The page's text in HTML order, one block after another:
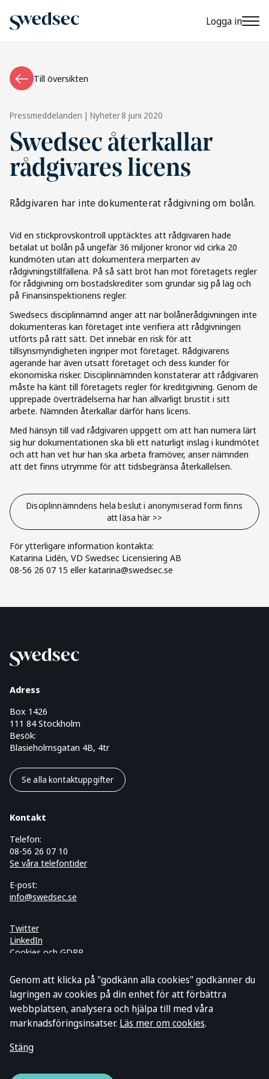
Logga in
Till översikten
Pressmeddelanden | Nyheter8 juni 2020
Swedsec återkallar
rådgivares licens
Rådgivaren har inte dokumenterat rådgivning om bolån.
Vid en stickprovskontroll upptäcktes att rådgivaren hade
betalat ut bolån på ungefär 36 miljoner kronor vid cirka 20
kundmöten utan att dokumentera merparten av
rådgivningstillfällena. På så sätt bröt han mot företagets regler
för rådgivning om bostadskrediter som grundar sig på lag och
på Finansinspektionens regler.
Swedsecs disciplinnämnd anger att när bolånerådgivningen inte
dokumenteras kan företaget inte verifiera att rådgivningen
utförts på rätt sätt. Det innebär en risk för att
tillsynsmyndigheten ingriper mot företaget. Rådgivarens
agerande har även utsatt företaget och dess kunder för
ekonomiska risker. Disciplinnämnden konstaterar att rådgivaren
måste ha känt till företagets regler för kreditgivning. Genom de
upprepade överträdelserna har han allvarligt brustit i sitt
arbete. Nämnden återkallar därför hans licens.
Med hänsyn till vad rådgivaren uppgett om att han numera lärt
sig hur dokumentationen ska bli ett naturligt inslag i kundmötet
och att han vet hur han ska arbeta framöver, anser nämnden
att det finns utrymme för att tidsbegränsa återkallelsen.
Disciplinnämndens hela beslut i anonymiserad form finns
att läsa här >>
För ytterligare information kontakta:
Katarina Lidén, VD Swedsec Licensiering AB
08-56 26 07 15 eller katarina@swedsec.se
Adress
Box 1426
111 84 Stockholm
Besök:
Blasieholmsgatan 4B, 4tr
Se alla kontaktuppgifter
Kontakt
Telefon:
08-56 26 07 10
Se våra telefontider
E-post:
info@swedsec.se
Twitter
LinkedIn
Cookies och GDPR
Prenumerera på vårt nyhetsbrev
© 2026 Swedsec Licensiering AB
Genom att klicka på "godkänn alla cookies" godkänner du
lagringen av cookies på din enhet för att förbättra
webbplatsen, analysera och hjälpa till med våra
marknadsföringsinsatser. Läs mer om cookies.
Stäng